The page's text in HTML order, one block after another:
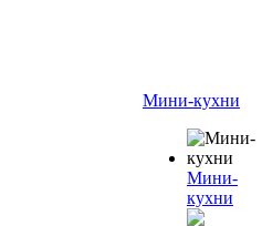
Мини-кухни
Мини-
кухни